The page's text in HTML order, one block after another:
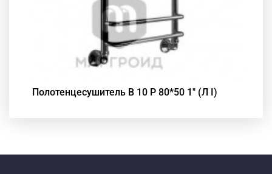
Полотенцесушитель В 10 Р 80*50 1" (Л I)